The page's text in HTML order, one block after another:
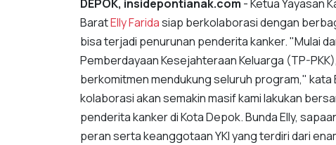
DEPOK, insidepontianak.com - Ketua Yayasan
BaratElly Faridasiap berkolaborasi dengan
bisa terjadi penurunan penderita kanker. "Mulai
Pemberdayaan Kesejahteraan Keluarga (TP-
berkomitmen mendukung seluruh program," kata
kolaborasi akan semakin masif kami lakukan
penderita kanker di Kota Depok. Bunda Elly,
peran serta keanggotaan YKI yang terdiri dari